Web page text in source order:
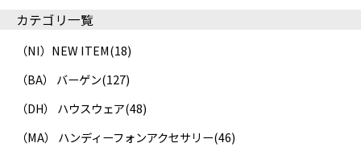
カテゴリ一覧
（NI）NEW ITEM(18)
（BA） バーゲン(127)
（DH） ハウスウェア(48)
（MA） ハンディーフォンアクセサリー(46)